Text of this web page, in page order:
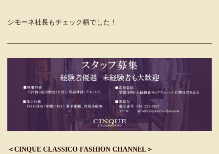
シモーネ社長もチェック柄でした！
＜CINQUE CLASSICO FASHION CHANNEL＞